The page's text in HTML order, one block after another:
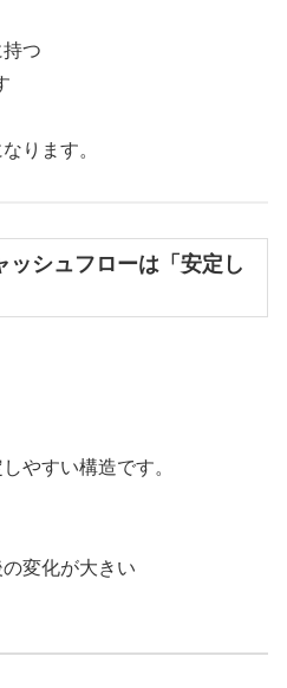
つ
ります。
ッシュフローは「安定し
やすい構造です。
変化が大きい